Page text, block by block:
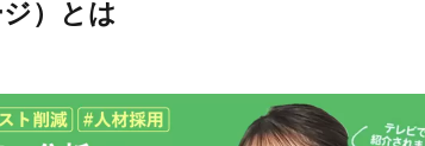
）とは